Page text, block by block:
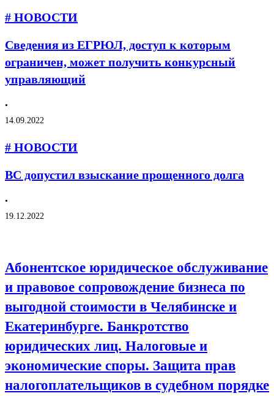
# НОВОСТИ
Сведения из ЕГРЮЛ, доступ к которым
ограничен, может получить конкурсный
управляющий
•
14.09.2022
# НОВОСТИ
ВС допустил взыскание прощенного долга
•
19.12.2022
Абонентское юридическое обслуживание
и правовое сопровождение бизнеса по
выгодной стоимости в Челябинске и
Екатеринбурге. Банкротство
юридических лиц. Налоговые и
экономические споры. Защита прав
налогоплательщиков в судебном порядке